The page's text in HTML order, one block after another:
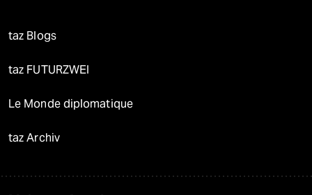
taz Blogs
taz FUTURZWEI
Le Monde diplomatique
taz Archiv